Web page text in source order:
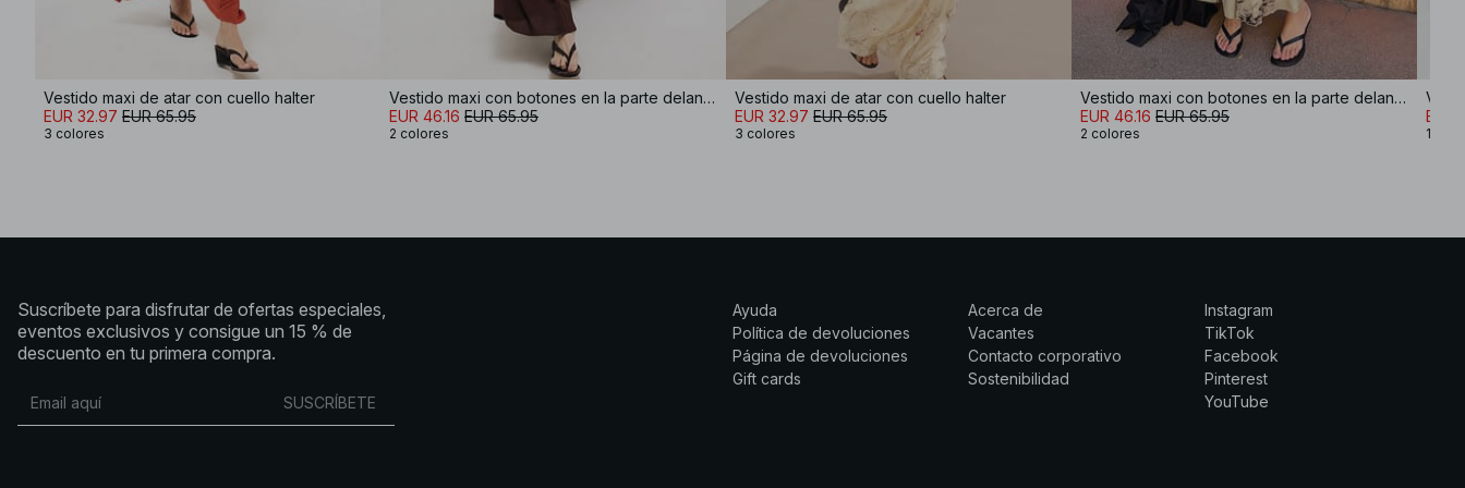
Vestido maxi de atar con cuello halter
EUR 32.97 EUR 65.95
3 colores
Vestido maxi con botones en la parte delantera y cuello halter
EUR 46.16 EUR 65.95
2 colores
Vestido maxi de atar con cuello halter
EUR 32.97 EUR 65.95
3 colores
Vestido maxi con botones en la parte delantera y cuello halter
EUR 46.16 EUR 65.95
2 colores
EUR
1
Suscríbete para disfrutar de ofertas especiales,
eventos exclusivos y consigue un 15 % de
descuento en tu primera compra.
SUSCRÍBETE
Ayuda
Política de devoluciones
Página de devoluciones
Gift cards
Acerca de
Vacantes
Contacto corporativo
Sostenibilidad
Instagram
TikTok
Facebook
Pinterest
YouTube